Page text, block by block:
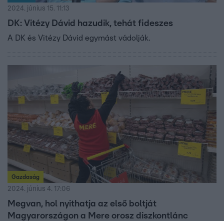
2024. június 15. 11:13
DK: Vitézy Dávid hazudik, tehát fideszes
A DK és Vitézy Dávid egymást vádolják.
Gazdaság
2024. június 4. 17:06
Megvan, hol nyithatja az első boltját
Magyarországon a Mere orosz diszkontlánc